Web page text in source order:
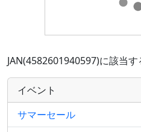
JAN(4582601940597)に該当
イベント
サマーセール